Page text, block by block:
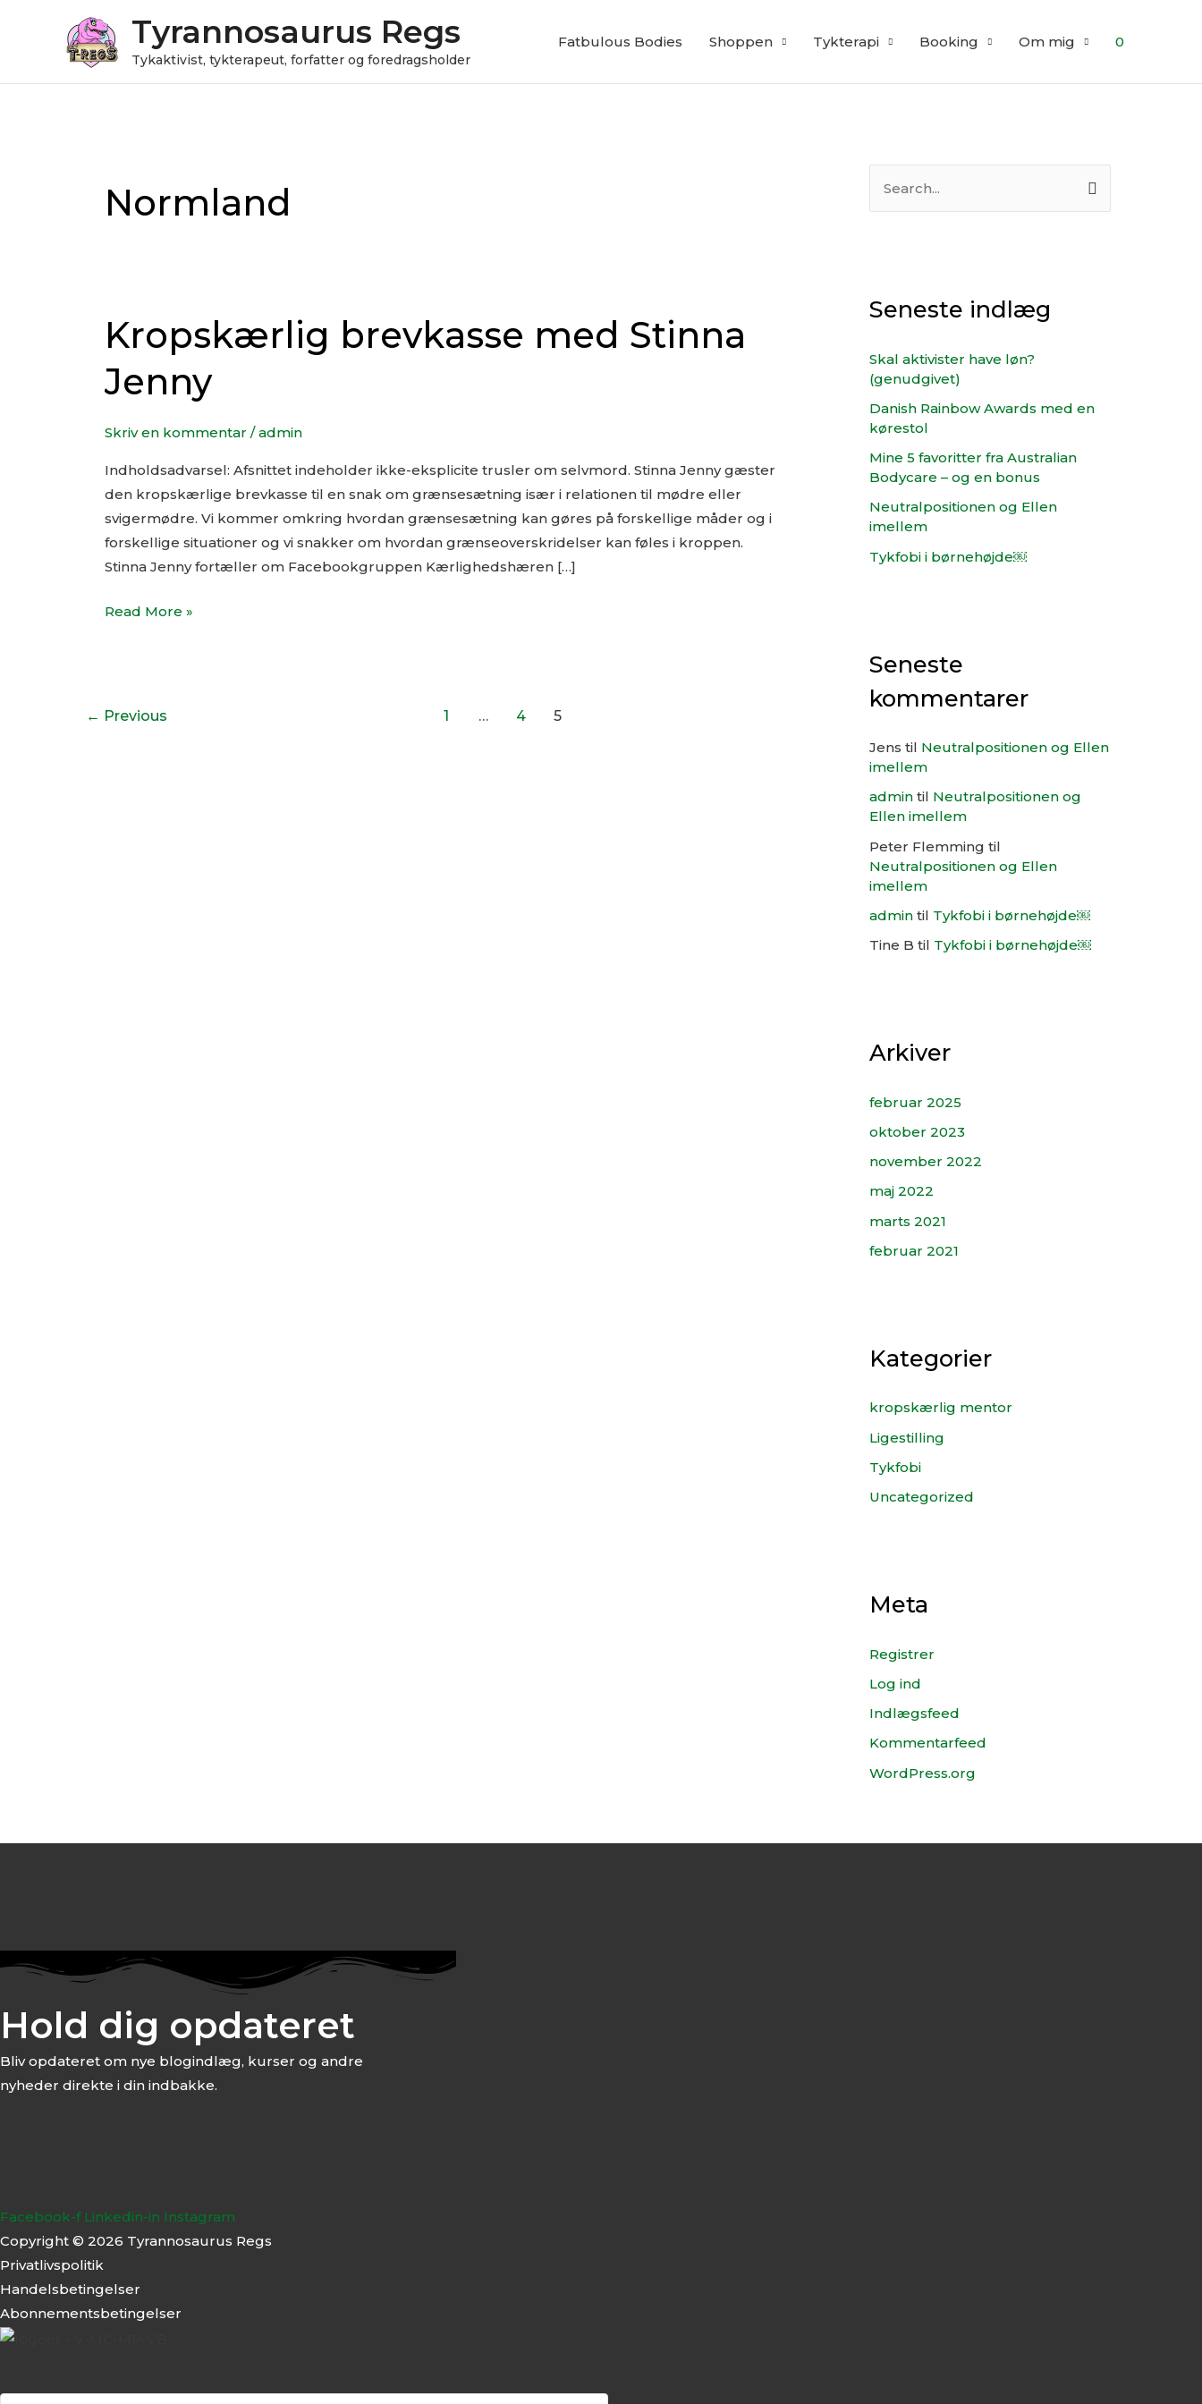
Tyrannosaurus Regs
Tykaktivist, tykterapeut, forfatter og foredragsholder
Fatbulous Bodies Shoppen Tykterapi Booking Om mig 0
Normland
Kropskærlig brevkasse med Stinna
Jenny
Skriv en kommentar /admin
Indholdsadvarsel: Afsnittet indeholder ikke-eksplicite trusler om selvmord. Stinna Jenny gæster
den kropskærlige brevkasse til en snak om grænsesætning især i relationen til mødre eller
svigermødre. Vi kommer omkring hvordan grænsesætning kan gøres på forskellige måder og i
forskellige situationer og vi snakker om hvordan grænseoverskridelser kan føles i kroppen.
Stinna Jenny fortæller om Facebookgruppen Kærlighedshæren […]
Kropskærlig
brevkasse
med
Stinna
Read More »
← Previous 1 … 4 5
f
e
r
:
Seneste indlæg
Skal aktivister have løn?
(genudgivet)
Danish Rainbow Awards med en
kørestol
Mine 5 favoritter fra Australian
Bodycare – og en bonus
Neutralpositionen og Ellen
imellem
Tykfobi i børnehøjde￼
Seneste
kommentarer
Jens til Neutralpositionen og Ellen
imellem
admin til Neutralpositionen og
Ellen imellem
Peter Flemming til
Neutralpositionen og Ellen
imellem
admin til Tykfobi i børnehøjde￼
Tine B til Tykfobi i børnehøjde￼
Arkiver
februar 2025
oktober 2023
november 2022
maj 2022
marts 2021
februar 2021
Kategorier
kropskærlig mentor
Ligestilling
Tykfobi
Uncategorized
Meta
Registrer
Log ind
Indlægsfeed
Kommentarfeed
WordPress.org
Hold dig opdateret
Bliv opdateret om nye blogindlæg, kurser og andre
nyheder direkte i din indbakke.
Facebook-f Linkedin-in Instagram
Copyright © 2026 Tyrannosaurus Regs
Privatlivspolitik
Handelsbetingelser
Abonnementsbetingelser